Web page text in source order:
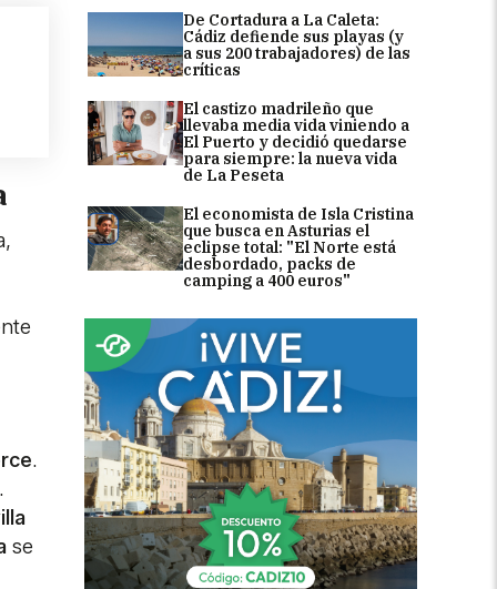
De Cortadura a La Caleta:
Cádiz defiende sus playas (y
a sus 200 trabajadores) de las
críticas
El castizo madrileño que
llevaba media vida viniendo a
El Puerto y decidió quedarse
para siempre: la nueva vida
de La Peseta
El economista de Isla Cristina
que busca en Asturias el
eclipse total: "El Norte está
desbordado, packs de
camping a 400 euros"
.
se